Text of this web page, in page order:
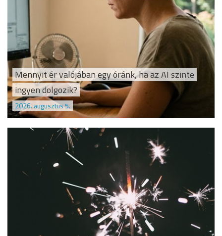
Mennyit ér valójában egy óránk, ha az AI szinte
ingyen dolgozik?
2026. augusztus 5.